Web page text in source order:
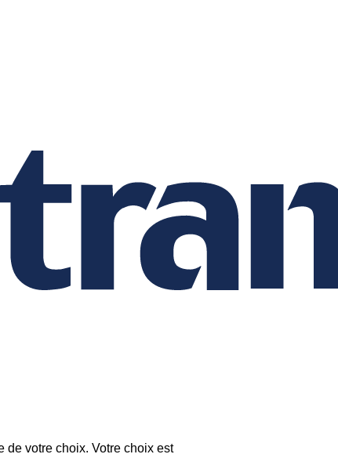
de votre choix. Votre choix est